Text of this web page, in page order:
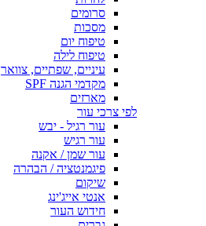
סרומים
מסכות
טיפוח יום
טיפוח לילה
עיניים, שפתיים, צוואר
מקדמי הגנה SPF
מארזים
לפי צרכי עור
עור רגיל - יבש
עור רגיש
עור שמן / אקנה
פיגמנטציה / הבהרה
שיקום
אנטי אייג'ינג
חידוש העור